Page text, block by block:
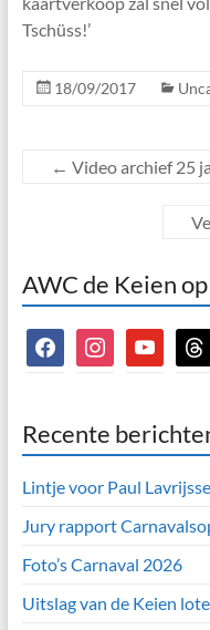
Tschüss!’
18/09/2017
← Video archief 25
AWC de Keien
facebookinstagramyoutube
Recente
Lintje voor Paul
Jury rapport
Foto’s Carnaval 2026
Uitslag van de Keien